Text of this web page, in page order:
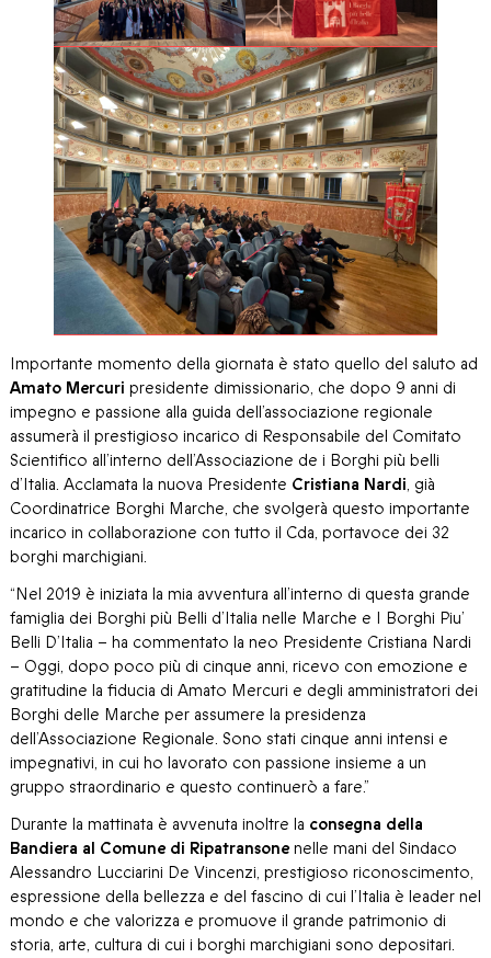
Importante momento della giornata è stato quello del saluto ad
Amato Mercuri presidente dimissionario, che dopo 9 anni di
impegno e passione alla guida dell’associazione regionale
assumerà il prestigioso incarico di Responsabile del Comitato
Scientifico all’interno dell’Associazione de i Borghi più belli
d’Italia. Acclamata la nuova Presidente Cristiana Nardi, già
Coordinatrice Borghi Marche, che svolgerà questo importante
incarico in collaborazione con tutto il Cda, portavoce dei 32
borghi marchigiani.
“Nel 2019 è iniziata la mia avventura all’interno di questa grande
famiglia dei Borghi più Belli d’Italia nelle Marche e I Borghi Piu’
Belli D’Italia – ha commentato la neo Presidente Cristiana Nardi
– Oggi, dopo poco più di cinque anni, ricevo con emozione e
gratitudine la fiducia di Amato Mercuri e degli amministratori dei
Borghi delle Marche per assumere la presidenza
dell’Associazione Regionale. Sono stati cinque anni intensi e
impegnativi, in cui ho lavorato con passione insieme a un
gruppo straordinario e questo continuerò a fare.”
Durante la mattinata è avvenuta inoltre la consegna della
Bandiera al Comune di Ripatransonenelle mani del Sindaco
Alessandro Lucciarini De Vincenzi, prestigioso riconoscimento,
espressione della bellezza e del fascino di cui l’Italia è leader nel
mondo e che valorizza e promuove il grande patrimonio di
storia, arte, cultura di cui i borghi marchigiani sono depositari.